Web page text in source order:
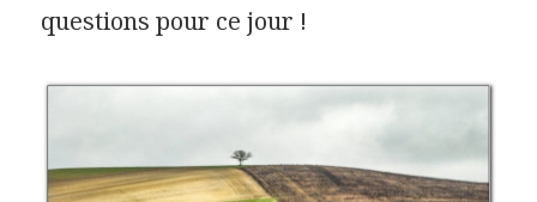
questions pour ce jour !